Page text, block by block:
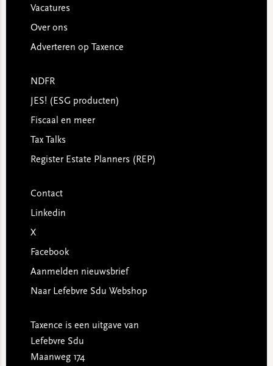
Vacatures
Over ons
Adverteren op Taxence
NDFR
JES! (ESG producten)
Fiscaal en meer
Tax Talks
Register Estate Planners (REP)
Contact
Linkedin
X
Facebook
Aanmelden nieuwsbrief
Naar Lefebvre Sdu Webshop
Taxence is een uitgave van
Lefebvre Sdu
Maanweg 174